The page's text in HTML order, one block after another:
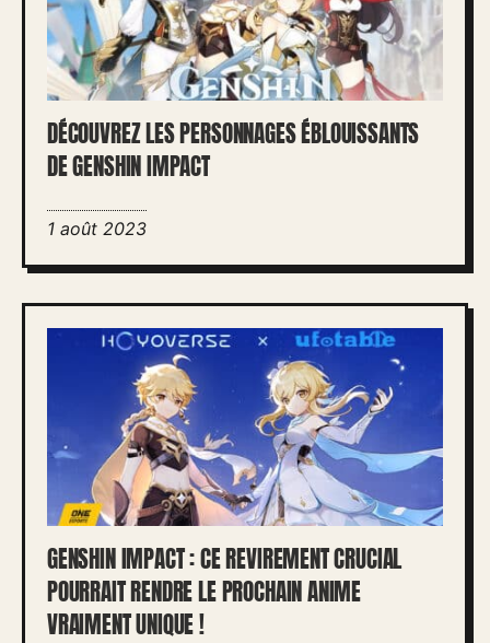
DÉCOUVREZ LES PERSONNAGES ÉBLOUISSANTS
DE GENSHIN IMPACT
1 août 2023
GENSHIN IMPACT : CE REVIREMENT CRUCIAL
POURRAIT RENDRE LE PROCHAIN ANIME
VRAIMENT UNIQUE !